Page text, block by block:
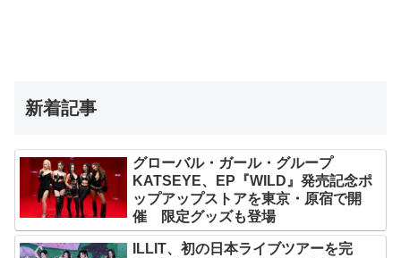
新着記事
グローバル・ガール・グループ
KATSEYE、EP『WILD』発売記念ポ
ップアップストアを東京・原宿で開
催 限定グッズも登場
ILLIT、初の日本ライブツアーを完